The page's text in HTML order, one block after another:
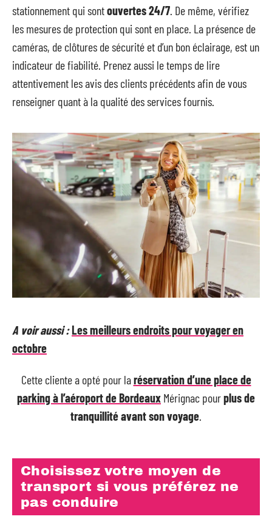
stationnement qui sontouvertes 24/7 . De même, vérifiez
les mesures de protection qui sont en place. La présence de
caméras, de clôtures de sécurité et d’un bon éclairage, est un
indicateur de fiabilité. Prenez aussi le temps de lire
attentivement les avis des clients précédents afin de vous
renseigner quant à la qualité des services fournis.
A voir aussi :Les meilleurs endroits pour voyager en
octobre
Cette cliente a opté pour laréservation d’une place de
parking à l’aéroport de Bordeaux Mérignac pourplus de
tranquillité avant son voyage.
Choisissez votre moyen de
transport si vous préférez ne
pas conduire